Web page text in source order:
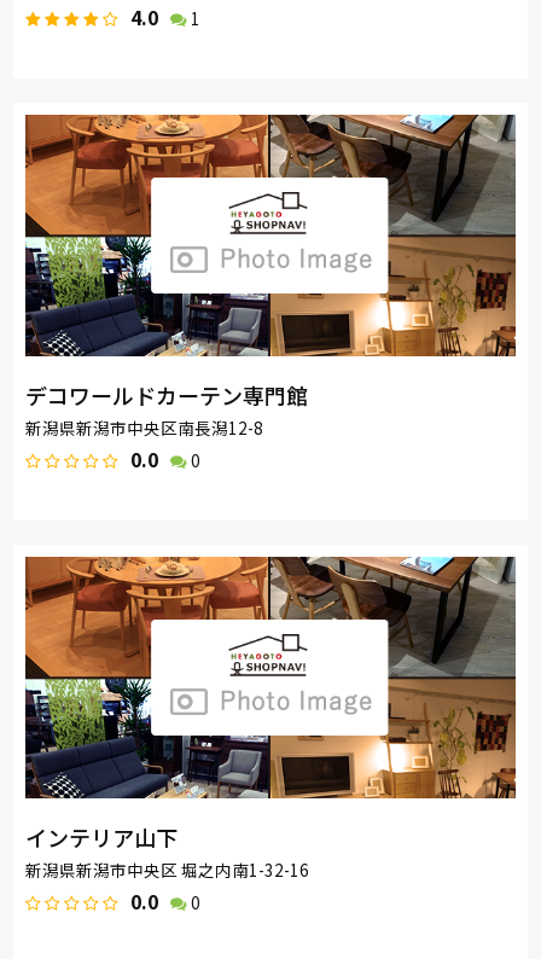
4.0 1
デコワールドカーテン専門館
新潟県新潟市中央区南長潟12-8
0.0 0
インテリア山下
新潟県新潟市中央区 堀之内南1-32-16
0.0 0